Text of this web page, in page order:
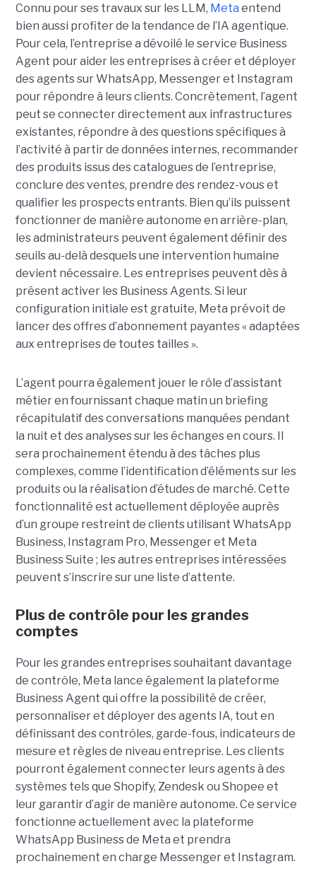
Connu pour ses travaux sur les LLM, Meta entend
bien aussi profiter de la tendance de l’IA agentique.
Pour cela, l’entreprise a dévoilé le service Business
Agent pour aider les entreprises à créer et déployer
des agents sur WhatsApp, Messenger et Instagram
pour répondre à leurs clients. Concrètement, l’agent
peut se connecter directement aux infrastructures
existantes, répondre à des questions spécifiques à
l’activité à partir de données internes, recommander
des produits issus des catalogues de l’entreprise,
conclure des ventes, prendre des rendez-vous et
qualifier les prospects entrants. Bien qu’ils puissent
fonctionner de manière autonome en arrière-plan,
les administrateurs peuvent également définir des
seuils au-delà desquels une intervention humaine
devient nécessaire. Les entreprises peuvent dès à
présent activer les Business Agents. Si leur
configuration initiale est gratuite, Meta prévoit de
lancer des offres d’abonnement payantes « adaptées
aux entreprises de toutes tailles ».
L’agent pourra également jouer le rôle d’assistant
métier en fournissant chaque matin un briefing
récapitulatif des conversations manquées pendant
la nuit et des analyses sur les échanges en cours. Il
sera prochainement étendu à des tâches plus
complexes, comme l’identification d’éléments sur les
produits ou la réalisation d’études de marché. Cette
fonctionnalité est actuellement déployée auprès
d’un groupe restreint de clients utilisant WhatsApp
Business, Instagram Pro, Messenger et Meta
Business Suite ; les autres entreprises intéressées
peuvent s’inscrire sur une liste d’attente.
Plus de contrôle pour les grandes
comptes
Pour les grandes entreprises souhaitant davantage
de contrôle, Meta lance également la plateforme
Business Agent qui offre la possibilité de créer,
personnaliser et déployer des agents IA, tout en
définissant des contrôles, garde-fous, indicateurs de
mesure et règles de niveau entreprise. Les clients
pourront également connecter leurs agents à des
systèmes tels que Shopify, Zendesk ou Shopee et
leur garantir d’agir de manière autonome. Ce service
fonctionne actuellement avec la plateforme
WhatsApp Business de Meta et prendra
prochainement en charge Messenger et Instagram.